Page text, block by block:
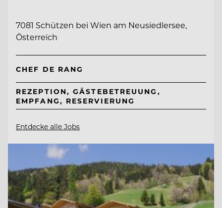
7081 Schützen bei Wien am Neusiedlersee,
Österreich
CHEF DE RANG
REZEPTION, GÄSTEBETREUUNG,
EMPFANG, RESERVIERUNG
Entdecke alle Jobs